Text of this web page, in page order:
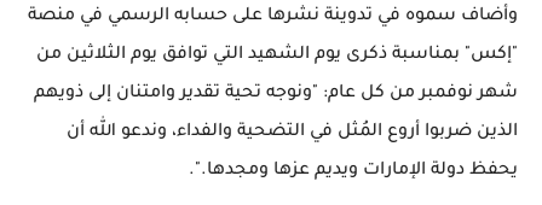
وأضاف سموه في تدوينة نشرها على حسابه الرسمي في منصة
"إكس" بمناسبة ذكرى يوم الشهيد التي توافق يوم الثلاثين من
شهر نوفمبر من كل عام: "ونوجه تحية تقدير وامتنان إلى ذويهم
الذين ضربوا أروع المُثل في التضحية والفداء، وندعو الله أن
يحفظ دولة الإمارات ويديم عزها ومجدها.".